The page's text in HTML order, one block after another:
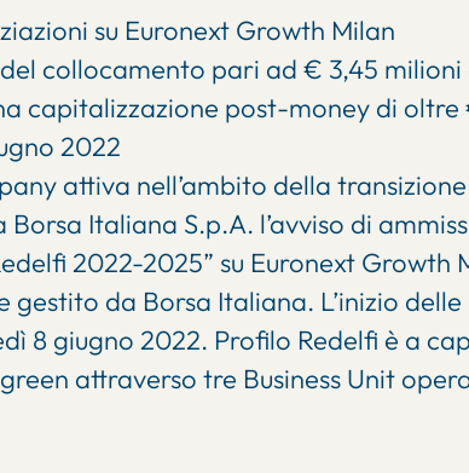
su Euronext Growth Milan
collocamento pari ad € 3,45
capitalizzazione post-money di oltre
2022
attiva nell’ambito della
Italiana S.p.A. l’avviso di
2022-2025” su Euronext Growth
da Borsa Italiana. L’inizio
8 giugno 2022. Profilo Redelfi è a
attraverso tre Business Unit